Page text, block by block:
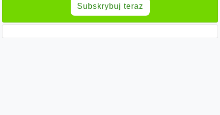
Subskrybuj teraz